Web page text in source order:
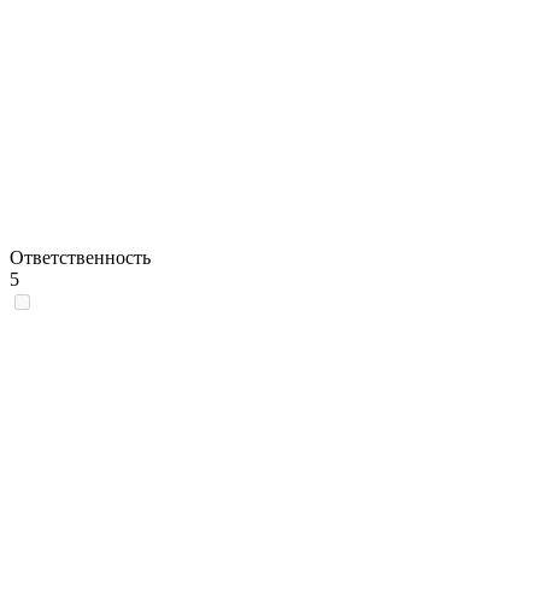
Ответственность
5